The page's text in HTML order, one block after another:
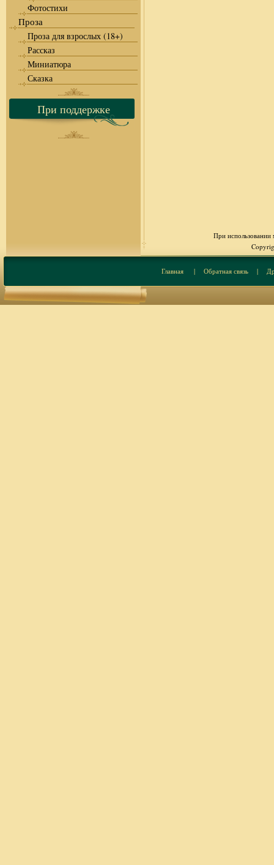
Фотостихи
Проза
Проза для взрослых (18+)
Рассказ
Миниатюра
Сказка
При поддержке
При использовании
Главная| Обратная связь|